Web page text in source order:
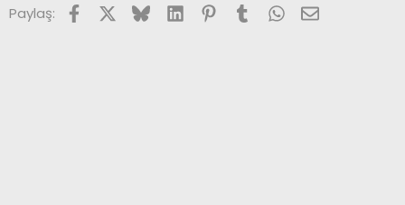
Paylaş: FacebookX (Twitter)
BlueskyLinkedInPinterest
TumblrWhatsApp
E-posta